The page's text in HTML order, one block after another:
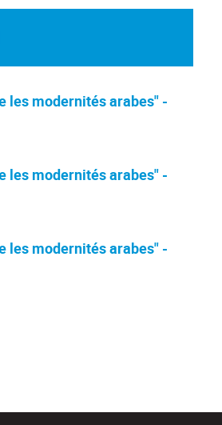
les modernités arabes" -
les modernités arabes" -
les modernités arabes" -